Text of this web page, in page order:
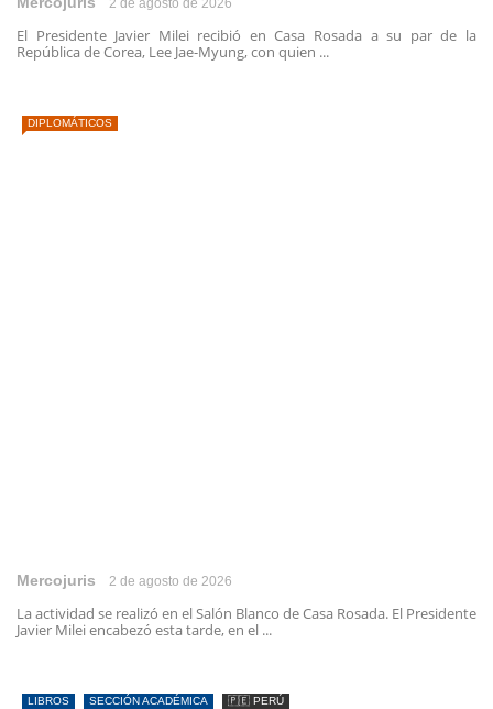
2 de agosto de 2026
El Presidente Javier Milei recibió en Casa Rosada a su par de la
República de Corea, Lee Jae-Myung, con quien ...
DIPLOMÁTICOS
Mercojuris 2 de agosto de 2026
La actividad se realizó en el Salón Blanco de Casa Rosada. El Presidente
Javier Milei encabezó esta tarde, en el ...
LIBROS SECCIÓN ACADÉMICA 🇵🇪 PERÚ